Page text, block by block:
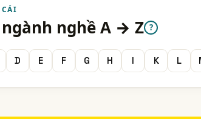
nghề A → Z ?
D E F G H I K L